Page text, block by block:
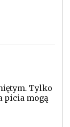
Tylko
picia mogą